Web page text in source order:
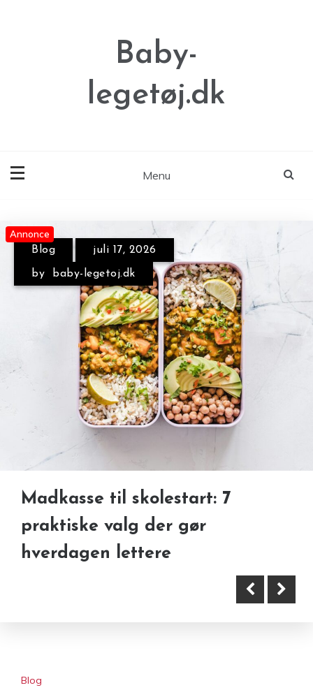
Baby-
legetøj.dk
Menu
Blog juli 17, 2026
by baby-legetoj.dk
Annonce
Madkasse til skolestart: 7
praktiske valg der gør
hverdagen lettere
Annonce
Aktiviteter og skiferie i Norge –
Hafjell og Kvitfjell
Blog